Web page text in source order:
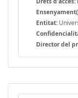
Entitat:
Director del